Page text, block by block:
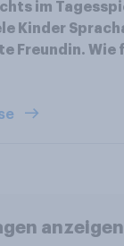
im
Kinder
Freundin. Wie
anzeigen